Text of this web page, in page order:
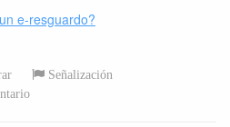
e-resguardo?
Señalización